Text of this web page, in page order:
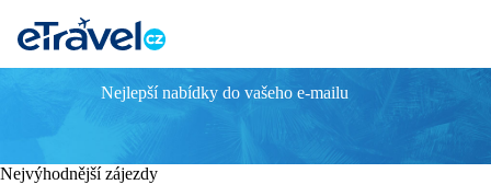
Bangkok - Ko Lanta (PHUKET OCEAN
Bangkok - Phuket - Ko Lanta (Thajsko)
Ruch i klid jižního Thajska.
Nejlepší nabídky do vašeho e-mailu
Nejvýhodnější zájezdy